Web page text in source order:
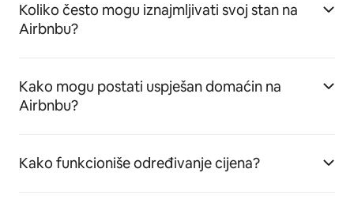
Koliko često mogu iznajmljivati svoj stan na
Airbnbu?
Kako mogu postati uspješan domaćin na
Airbnbu?
Kako funkcioniše određivanje cijena?